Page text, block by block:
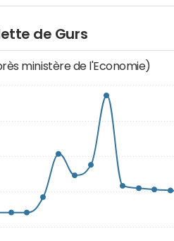
de Gurs
ministère de l'Economie)